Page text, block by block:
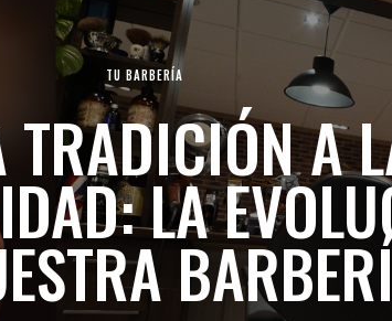
TU BARBERÍA
TRADICIÓN A
LA